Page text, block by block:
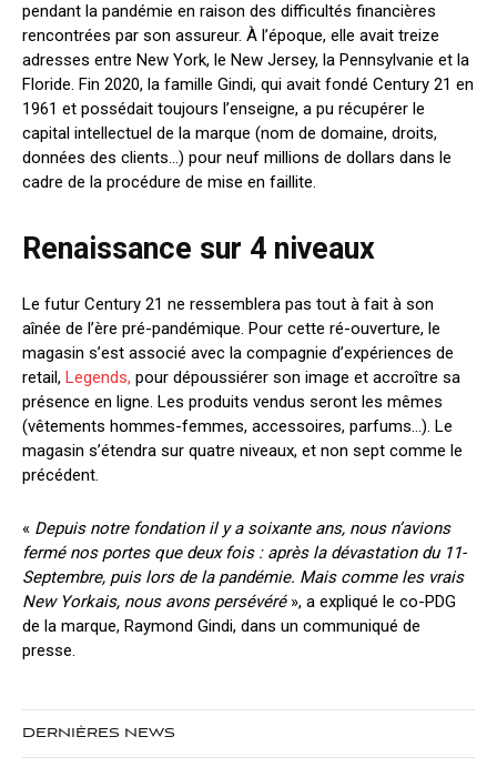
pendant la pandémie en raison des difficultés financières
rencontrées par son assureur. À l’époque, elle avait treize
adresses entre New York, le New Jersey, la Pennsylvanie et la
Floride. Fin 2020, la famille Gindi, qui avait fondé Century 21 en
1961 et possédait toujours l’enseigne, a pu récupérer le
capital intellectuel de la marque (nom de domaine, droits,
données des clients…) pour neuf millions de dollars dans le
cadre de la procédure de mise en faillite.
Renaissance sur 4 niveaux
Le futur Century 21 ne ressemblera pas tout à fait à son
aînée de l’ère pré-pandémique. Pour cette ré-ouverture, le
magasin s’est associé avec la compagnie d’expériences de
retail, Legends, pour dépoussiérer son image et accroître sa
présence en ligne. Les produits vendus seront les mêmes
(vêtements hommes-femmes, accessoires, parfums…). Le
magasin s’étendra sur quatre niveaux, et non sept comme le
précédent.
« Depuis notre fondation il y a soixante ans, nous n’avions
fermé nos portes que deux fois : après la dévastation du 11-
Septembre, puis lors de la pandémie. Mais comme les vrais
New Yorkais, nous avons persévéré », a expliqué le co-PDG
de la marque, Raymond Gindi, dans un communiqué de
presse.
DERNIÈRES NEWS